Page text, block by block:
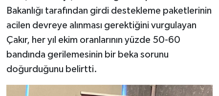
Bakanlığı tarafından girdi destekleme paketlerinin
acilen devreye alınması gerektiğini vurgulayan
Çakır, her yıl ekim oranlarının yüzde 50-60
bandında gerilemesinin bir beka sorunu
doğurduğunu belirtti.